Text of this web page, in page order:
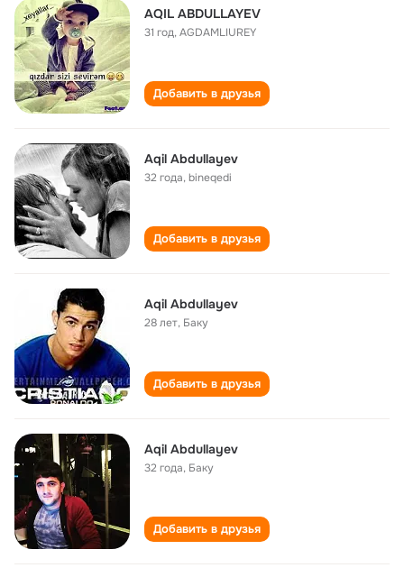
AQIL ABDULLAYEV
31 год,AGDAMLIUREY
Добавить в друзья
Aqil Abdullayev
32 года,bineqedi
Добавить в друзья
Aqil Abdullayev
28 лет, Баку
Добавить в друзья
Aqil Abdullayev
32 года, Баку
Добавить в друзья